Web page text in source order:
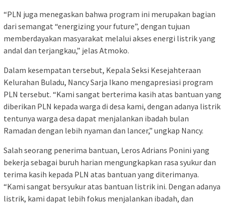
“PLN juga menegaskan bahwa program ini merupakan bagian
dari semangat “energizing your future”, dengan tujuan
memberdayakan masyarakat melalui akses energi listrik yang
andal dan terjangkau,” jelas Atmoko.
Dalam kesempatan tersebut, Kepala Seksi Kesejahteraan
Kelurahan Buladu, Nancy Sarja Ikano mengapresiasi program
PLN tersebut. “Kami sangat berterima kasih atas bantuan yang
diberikan PLN kepada warga di desa kami, dengan adanya listrik
tentunya warga desa dapat menjalankan ibadah bulan
Ramadan dengan lebih nyaman dan lancer,” ungkap Nancy.
Salah seorang penerima bantuan, Leros Adrians Ponini yang
bekerja sebagai buruh harian mengungkapkan rasa syukur dan
terima kasih kepada PLN atas bantuan yang diterimanya.
“Kami sangat bersyukur atas bantuan listrik ini. Dengan adanya
listrik, kami dapat lebih fokus menjalankan ibadah, dan